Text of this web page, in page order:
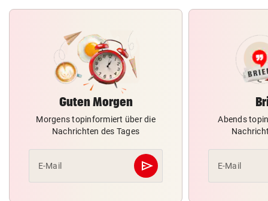
Guten Morgen
Morgens topinformiert über die
Nachrichten des Tages
E-Mail send
Abschicken
Abends
E-Mail